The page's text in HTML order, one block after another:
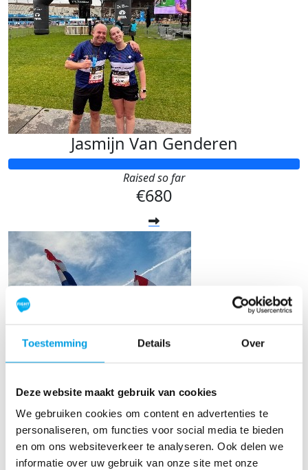
Toestemming Details Over
Deze website maakt gebruik van cookies
We gebruiken cookies om content en advertenties te
personaliseren, om functies voor social media te bieden
en om ons websiteverkeer te analyseren. Ook delen we
informatie over uw gebruik van onze site met onze
Jasmijn Van Genderen
Raised so far
€680
Aodhan Wadey
Raised so far